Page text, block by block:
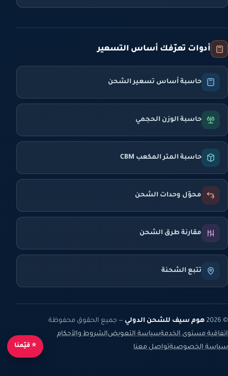
أدوات تعرّفك أساس التسعير
حاسبة أساس تسعير الشحن
حاسبة الوزن الحجمي
حاسبة المتر المكعب CBM
محوّل وحدات الشحن
مقارنة طرق الشحن
تتبع الشحنة
© 2026 هوم سيف للشحن الدولي — جميع الحقوق محفوظة
اتفاقية مستوى الخدمةسياسة التعويضالشروط والأحكام
سياسة الخصوصيةتواصل معنا ⭐ قيّمنا